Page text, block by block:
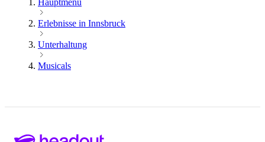
Hauptmenü
Erlebnisse in Innsbruck
Unterhaltung
Musicals